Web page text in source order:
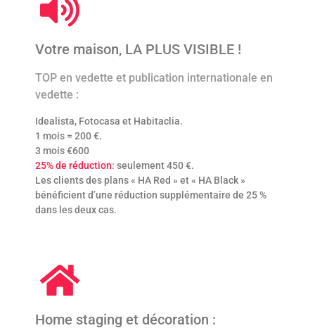
Votre maison, LA PLUS VISIBLE !
TOP en vedette et publication internationale en
vedette :
Idealista, Fotocasa et Habitaclia.
1 mois = 200 €.
3 mois €600
25% de réduction: seulement 450 €.
Les clients des plans « HA Red » et « HA Black »
bénéficient d’une réduction supplémentaire de 25 %
dans les deux cas.
Home staging et décoration :